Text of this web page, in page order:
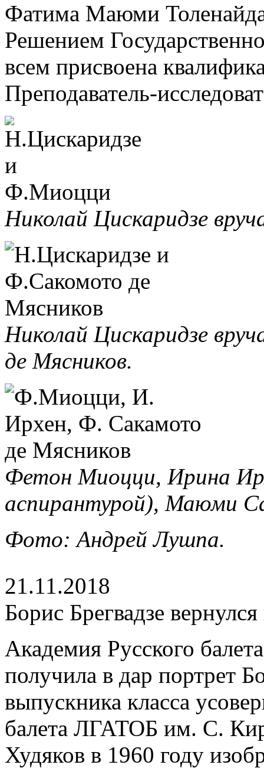
Фатима Маюми
Решением
всем присвоена
Преподаватель-
Николай Цискаридзе
Николай Цискаридзе
де Мясников.
Фетон Миоцци, Ирина
аспирантурой), Маюми
Фото: Андрей Лушпа.
21.11.2018
Борис Брегвадзе
Академия Русского
получила в дар портрет
выпускника класса
балета ЛГАТОБ им. С.
Худяков в 1960 году